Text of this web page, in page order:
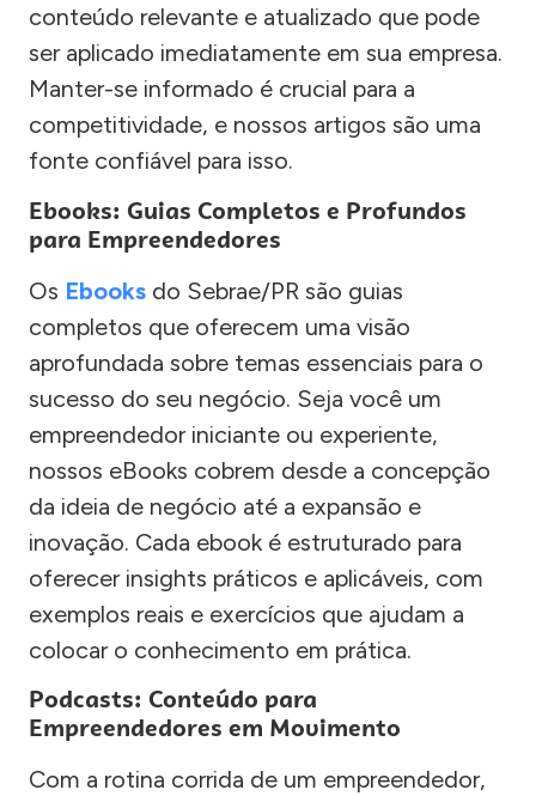
conteúdo relevante e atualizado que pode
ser aplicado imediatamente em sua empresa.
Manter-se informado é crucial para a
competitividade, e nossos artigos são uma
fonte confiável para isso.
Ebooks: Guias Completos e Profundos
para Empreendedores
Os Ebooks do Sebrae/PR são guias
completos que oferecem uma visão
aprofundada sobre temas essenciais para o
sucesso do seu negócio. Seja você um
empreendedor iniciante ou experiente,
nossos eBooks cobrem desde a concepção
da ideia de negócio até a expansão e
inovação. Cada ebook é estruturado para
oferecer insights práticos e aplicáveis, com
exemplos reais e exercícios que ajudam a
colocar o conhecimento em prática.
Podcasts: Conteúdo para
Empreendedores em Movimento
Com a rotina corrida de um empreendedor,